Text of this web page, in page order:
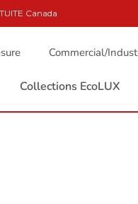
Canada
Commercial/
Collections EcoLUX